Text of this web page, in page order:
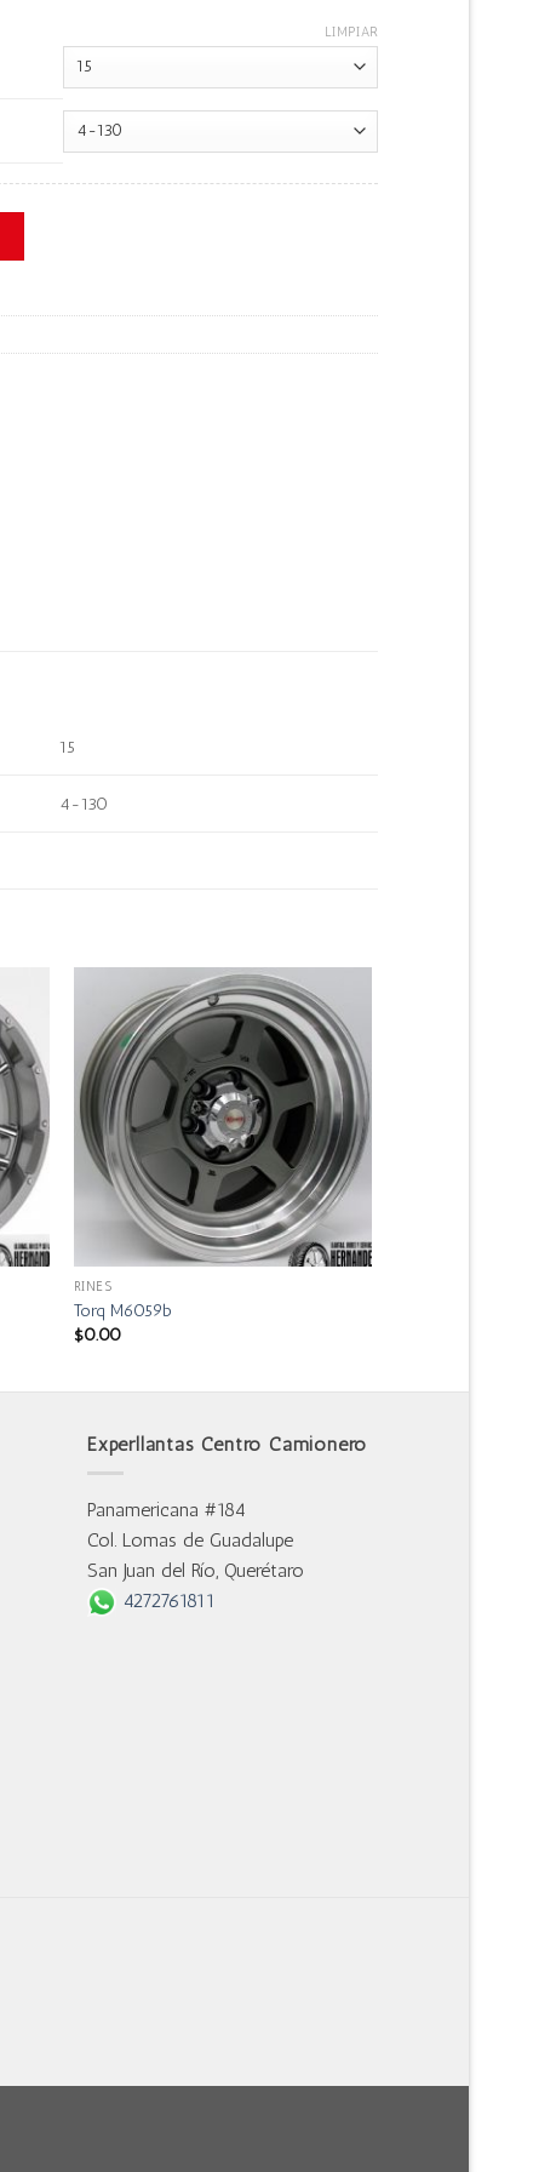
LIMPIAR
15
4-130
RINES
Torq M6059b
$0.00
Experllantas Centro Camionero
Panamericana #184
Col. Lomas de Guadalupe
San Juan del Río, Querétaro
4272761811